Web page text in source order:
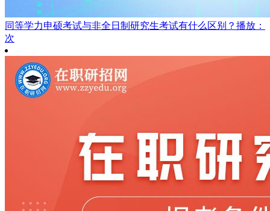
同等学力申硕考试与非全日制研究生考试有什么区别？ 播放：
次